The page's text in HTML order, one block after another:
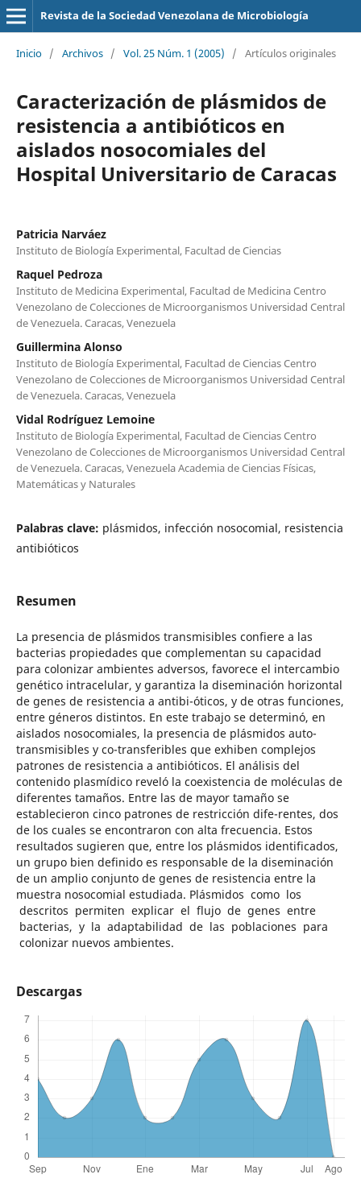
Revista de la Sociedad Venezolana de Microbiología
Inicio / Archivos / Vol. 25 Núm. 1 (2005) / Artículos originales
Caracterización de plásmidos de
resistencia a antibióticos en
aislados nosocomiales del
Hospital Universitario de Caracas
Patricia Narváez
Instituto de Biología Experimental, Facultad de Ciencias
Raquel Pedroza
Instituto de Medicina Experimental, Facultad de Medicina Centro
Venezolano de Colecciones de Microorganismos Universidad Central
de Venezuela. Caracas, Venezuela
Guillermina Alonso
Instituto de Biología Experimental, Facultad de Ciencias Centro
Venezolano de Colecciones de Microorganismos Universidad Central
de Venezuela. Caracas, Venezuela
Vidal Rodríguez Lemoine
Instituto de Biología Experimental, Facultad de Ciencias Centro
Venezolano de Colecciones de Microorganismos Universidad Central
de Venezuela. Caracas, Venezuela Academia de Ciencias Físicas,
Matemáticas y Naturales
Palabras clave: plásmidos, infección nosocomial, resistencia
antibióticos
Resumen
La presencia de plásmidos transmisibles confiere a las
bacterias propiedades que complementan su capacidad
para colonizar ambientes adversos, favorece el intercambio
genético intracelular, y garantiza la diseminación horizontal
de genes de resistencia a antibi-óticos, y de otras funciones,
entre géneros distintos. En este trabajo se determinó, en
aislados nosocomiales, la presencia de plásmidos auto-
transmisibles y co-transferibles que exhiben complejos
patrones de resistencia a antibióticos. El análisis del
contenido plasmídico reveló la coexistencia de moléculas de
diferentes tamaños. Entre las de mayor tamaño se
establecieron cinco patrones de restricción dife-rentes, dos
de los cuales se encontraron con alta frecuencia. Estos
resultados sugieren que, entre los plásmidos identificados,
un grupo bien definido es responsable de la diseminación
de un amplio conjunto de genes de resistencia entre la
muestra nosocomial estudiada. Plásmidos como los
descritos permiten explicar el flujo de genes entre
bacterias, y la adaptabilidad de las poblaciones para
colonizar nuevos ambientes.
Descargas